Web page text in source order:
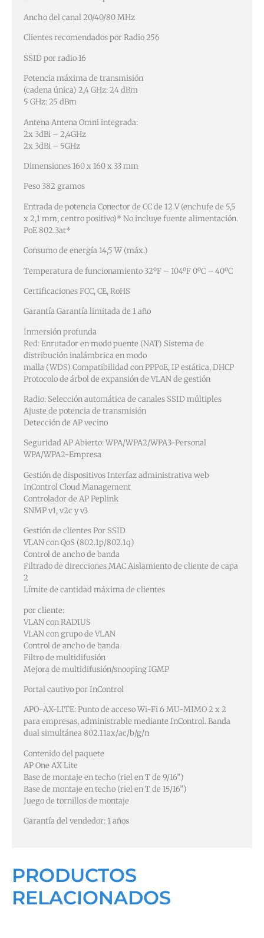
Ancho del canal 20/40/80 MHz
Clientes recomendados por Radio 256
SSID por radio 16
Potencia máxima de transmisión
(cadena única) 2,4 GHz: 24 dBm
5 GHz: 25 dBm
Antena Antena Omni integrada:
2x 3dBi – 2,4GHz
2x 3dBi – 5GHz
Dimensiones 160 x 160 x 33 mm
Peso 382 gramos
Entrada de potencia Conector de CC de 12 V (enchufe de 5,5
x 2,1 mm, centro positivo)* No incluye fuente alimentación.
PoE 802.3at*
Consumo de energía 14,5 W (máx.)
Temperatura de funcionamiento 32ºF – 104ºF 0ºC – 40ºC
Certificaciones FCC, CE, RoHS
Garantía Garantía limitada de 1 año
Inmersión profunda
Red: Enrutador en modo puente (NAT) Sistema de
distribución inalámbrica en modo
malla (WDS) Compatibilidad con PPPoE, IP estática, DHCP
Protocolo de árbol de expansión de VLAN de gestión
Radio: Selección automática de canales SSID múltiples
Ajuste de potencia de transmisión
Detección de AP vecino
Seguridad AP Abierto: WPA/WPA2/WPA3-Personal
WPA/WPA2-Empresa
Gestión de dispositivos Interfaz administrativa web
InControl Cloud Management
Controlador de AP Peplink
SNMP v1, v2c y v3
Gestión de clientes Por SSID
VLAN con QoS (802.1p/802.1q)
Control de ancho de banda
Filtrado de direcciones MAC Aislamiento de cliente de capa
2
Límite de cantidad máxima de clientes
por cliente:
VLAN con RADIUS
VLAN con grupo de VLAN
Control de ancho de banda
Filtro de multidifusión
Mejora de multidifusión/snooping IGMP
Portal cautivo por InControl
APO-AX-LITE: Punto de acceso Wi-Fi 6 MU-MIMO 2 x 2
para empresas, administrable mediante InControl. Banda
dual simultánea 802.11ax/ac/b/g/n
Contenido del paquete
AP One AX Lite
Base de montaje en techo (riel en T de 9/16”)
Base de montaje en techo (riel en T de 15/16”)
Juego de tornillos de montaje
Garantía del vendedor: 1 años
PRODUCTOS
RELACIONADOS